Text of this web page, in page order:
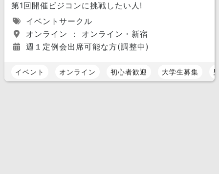
第1回開催ビジコンに挑戦したい人!
イベントサークル
オンライン ： オンライン・新宿
週１定例会出席可能な方(調整中)
イベント オンライン 初心者歓迎 大学生募集